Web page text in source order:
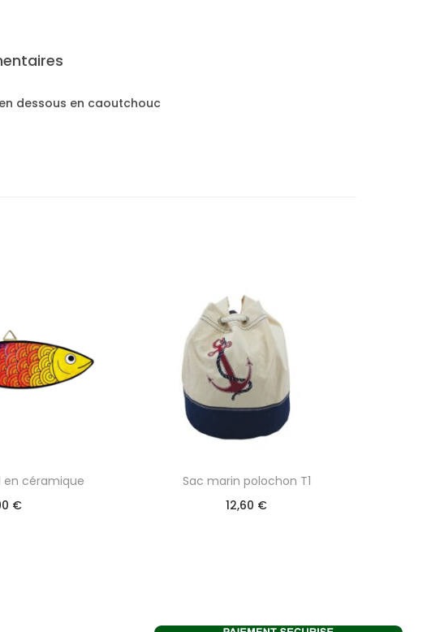
dessous en caoutchouc
en céramique
€
Sac marin polochon T1
12,60 €